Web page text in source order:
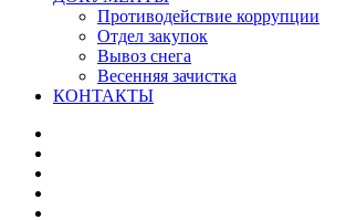
Противодействие коррупции
Отдел закупок
Вывоз снега
Весенняя зачистка
КОНТАКТЫ